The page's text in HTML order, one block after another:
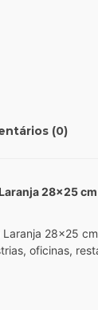
(0)
28x25
Laranja 28x25
oficinas,